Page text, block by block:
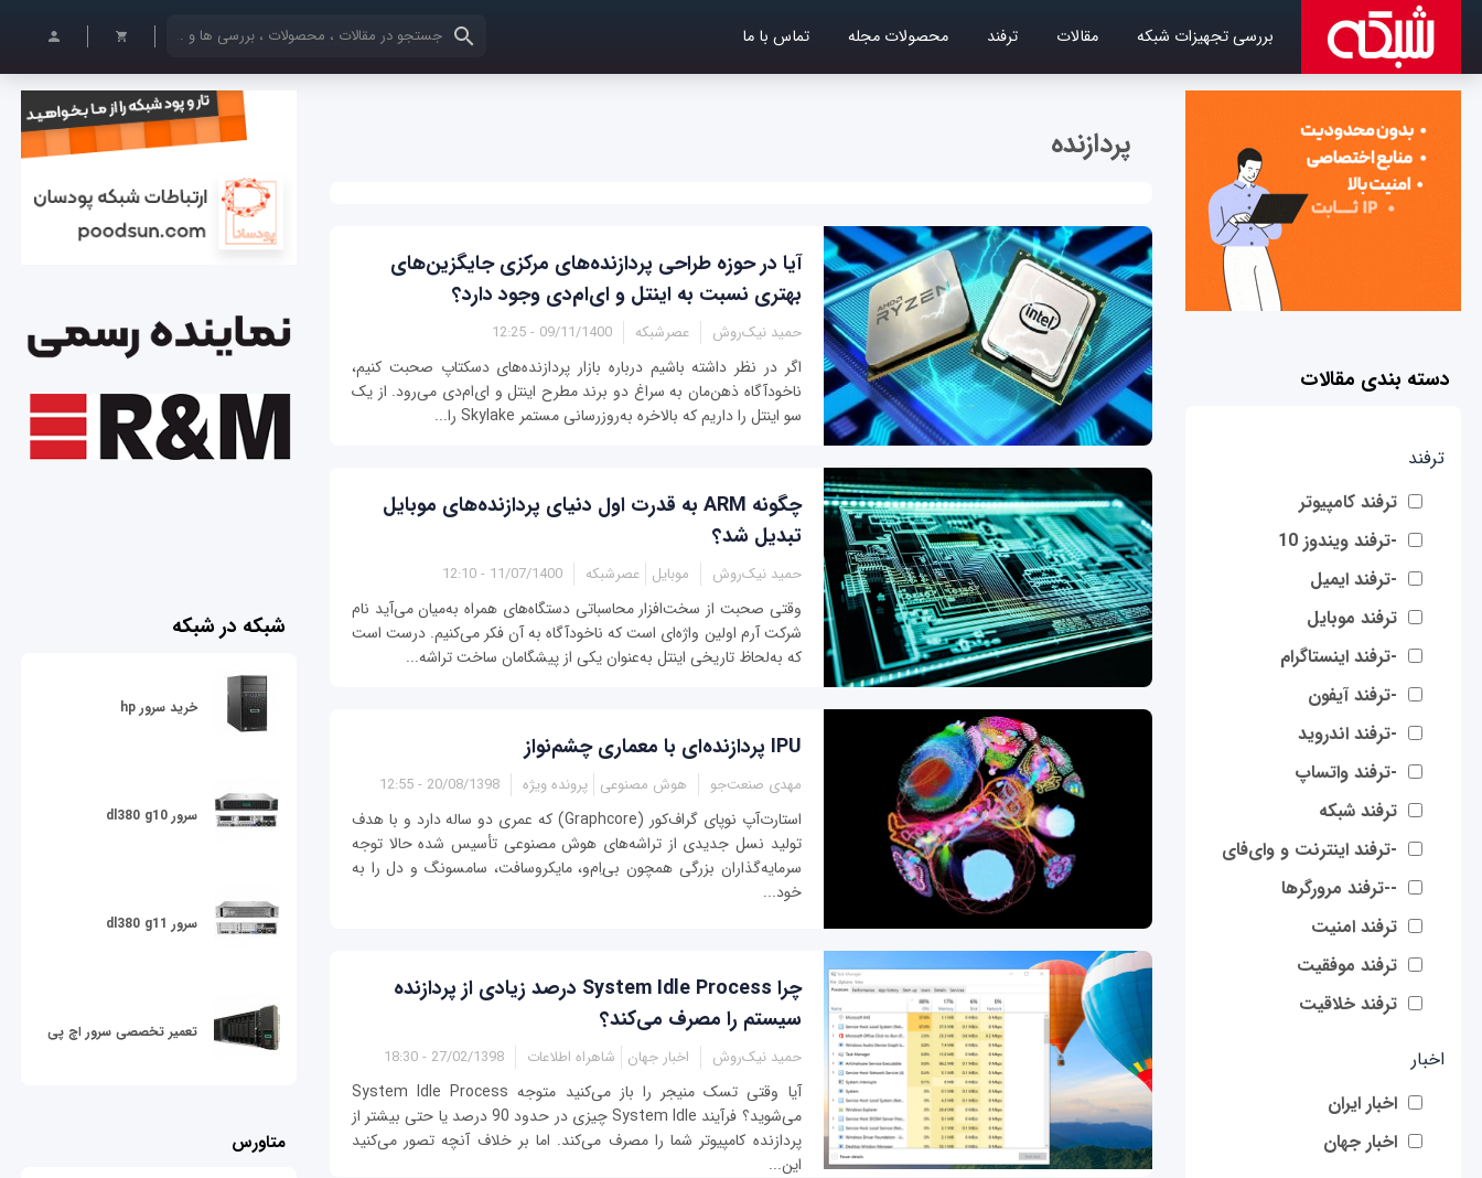
بررسی تجهیزات شبکه مقالات ترفند محصولات مجله تماس با ما کلمات کلیدی خود را وارد کنید
دسته بندی مقالات
ترفند
ترفند کامپیوتر
-ترفند ویندوز 10
-ترفند ایمیل
ترفند موبایل
-ترفند اینستاگرام
-ترفند آیفون
-ترفند اندروید
-ترفند واتساپ
ترفند شبکه
-ترفند اینترنت و وای‌فای
--ترفند مرورگرها
ترفند امنیت
ترفند موفقیت
ترفند خلاقیت
اخبار
اخبار ایران
اخبار جهان
پردازنده
آیا در حوزه طراحی پردازنده‌‎های مرکزی جایگزین‎‌های
بهتری نسبت به اینتل و ای‌ام‌دی وجود دارد؟
حمید نیک‌روش عصرشبکه 09/11/1400 - 12:25
اگر در نظر داشته باشیم درباره بازار پردازنده‌‎های دسکتاپ صحبت کنیم،
ناخودآگاه ذهن‎‌مان به سراغ دو برند مطرح اینتل و ای‎‌ام‌‎دی می‎‌رود. از یک
سو اینتل را داریم که بالاخره به‌روزرسانی مستمر Skylake را...
چگونه ARM به قدرت اول دنیای پردازنده‌های موبایل
تبدیل شد؟
حمید نیک‌روش موبایل عصرشبکه 11/07/1400 - 12:10
وقتی صحبت از سخت‌افزار محاسباتی دستگاه‌های همراه به‌میان می‌آید نام
شرکت آرم اولین واژه‌ای است که ناخودآگاه به آن فکر می‌کنیم. درست است
که به‌لحاظ تاریخی اینتل به‌عنوان یکی از پیشگامان ساخت تراشه...
IPU پردازنده‌ای با معماری چشم‌نواز
مهدی صنعت‌جو هوش مصنوعی پرونده ویژه 20/08/1398 - 12:55
استارت‌آپ نوپای گراف‌کور (Graphcore) که عمری دو ساله دارد و با هدف
تولید نسل جدیدی از تراشه‌های هوش مصنوعی تأسیس شده حالا توجه
سرمایه‌گذاران بزرگی همچون بی‌اِم‌و، مایکروسافت‌، سامسونگ و دل را به
خود...
چرا System Idle Process درصد زیادی از پردازنده
سیستم را مصرف می‌کند؟
حمید نیک‌روش اخبار جهان شاهراه اطلاعات 27/02/1398 - 18:30
آیا وقتی تسک منیجر را باز می‌کنید متوجه System Idle Process
می‌شوید؟ فرآیند System Idle چیزی در حدود 90 درصد یا حتی بیشتر از
پردازنده کامپیوتر شما را مصرف می‌کند. اما بر خلاف آنچه تصور می‌کنید
این...
شبکه در شبکه
خرید سرور hp
سرور dl380 g10
سرور dl380 g11
تعمیر تخصصی سرور اچ پی
متاورس